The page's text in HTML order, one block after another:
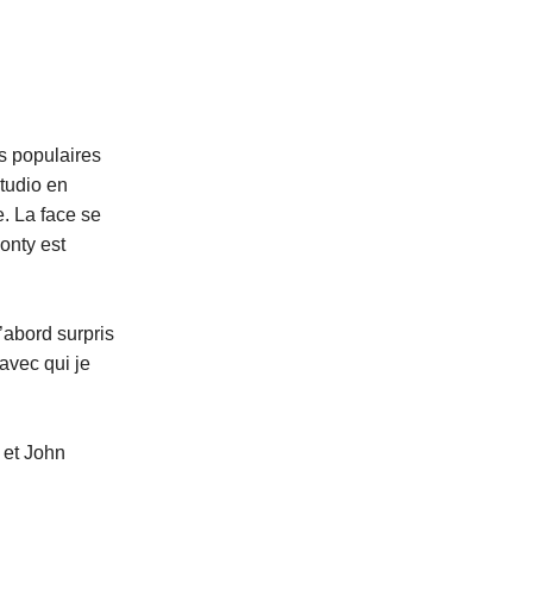
populaires
en
La face se
est
surpris
qui je
John